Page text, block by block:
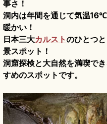
事さ！
洞内は年間を通じて気温
暖かい！
日本三大カルストのひとつ
景スポット！
洞窟探検と大自然を満喫で
すめのスポットです。